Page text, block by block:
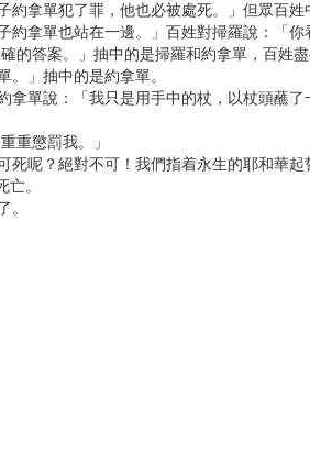
拿單犯了罪，他也必被處死。」但眾百姓
拿單也站在一邊。」百姓對掃羅說：「你
的答案。」抽中的是掃羅和約拿單，百姓盡
」抽中的是約拿單。
單說：「我只是用手中的杖，以杖頭蘸
重懲罰我。」
呢？絕對不可！我們指着永生的耶和華起
。
。